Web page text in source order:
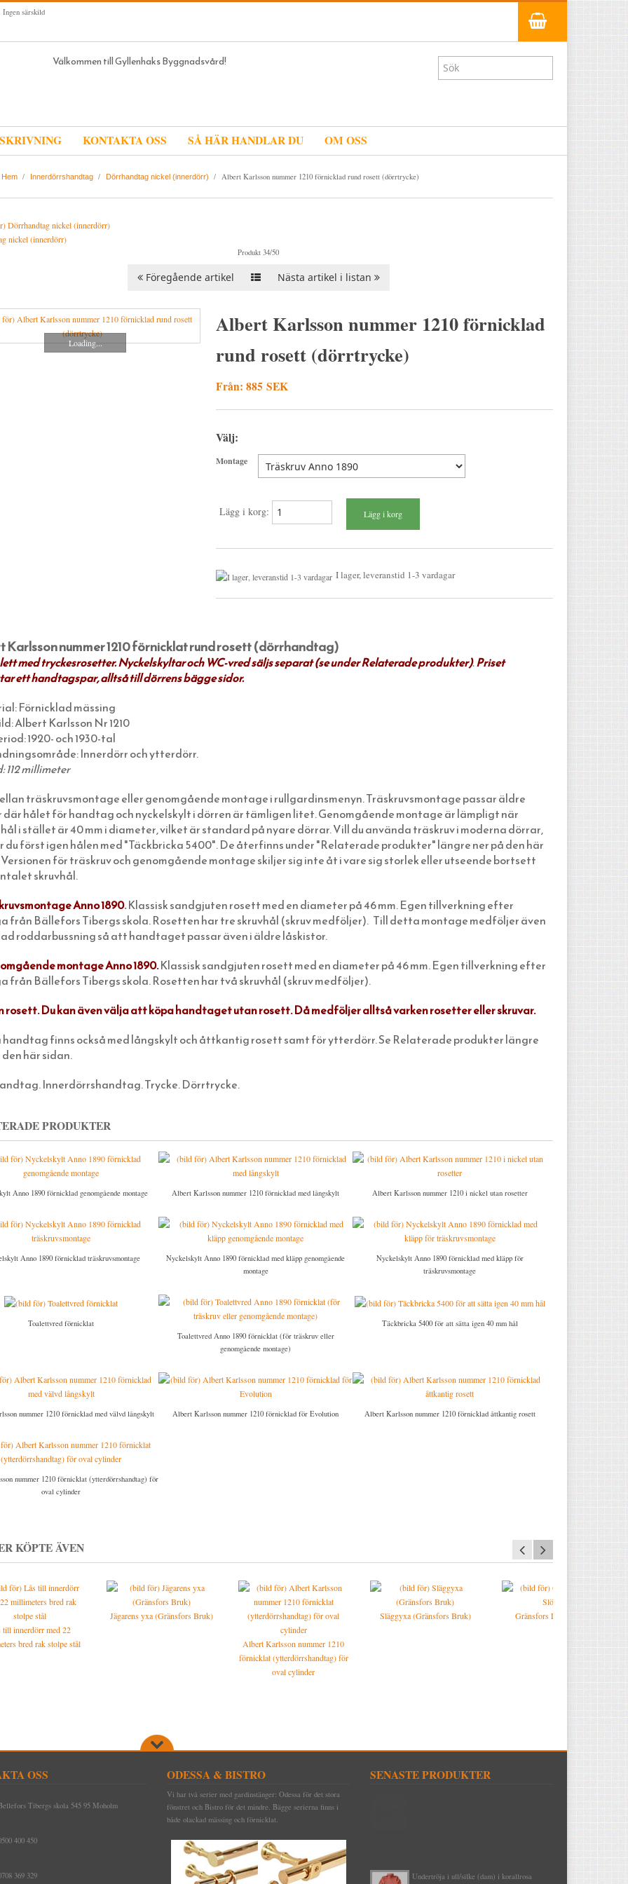
Ingen särskild
Välkommen till Gyllenhaks Byggnadsvård!
KONTAKTA OSS SÅ HÄR HANDLAR DU OM OSS
i trapphus
1100 SEK
Hem / Innerdörrshandtag / Dörrhandtag nickel (innerdörr) / Albert Karlsson nummer 1210 förnicklad rund rosett (dörrtrycke)
nickel (innerdörr)
Produkt 34/50
Föregående artikel Nästa artikel i listan
Loading...
Albert Karlsson nummer 1210 förnicklad
rund rosett (dörrtrycke)
Från: 885 SEK
Välj:
Montage
Lägg i korg:
I lager, leveranstid 1-3 vardagar
Karlsson nummer 1210 förnicklat rund rosett (dörrhandtag)
med tryckesrosetter. Nyckelskyltar och WC-vred säljs separat (se under Relaterade produkter).Priset
ett handtagspar, alltså till dörrens bägge sidor.
Förnicklad mässing
Albert Karlsson Nr 1210
1920- och 1930-tal
Innerdörr och ytterdörr.
112 millimeter
träskruvsmontage eller genomgående montage i rullgardinsmenyn. Träskruvsmontage passar äldre
där hålet för handtag och nyckelskylt i dörren är tämligen litet. Genomgående montage är lämpligt när
i stället är 40 mm i diameter, vilket är standard på nyare dörrar. Vill du använda träskruv i moderna dörrar,
du först igen hålen med "Täckbricka 5400". De återfinns under "Relaterade produkter" längre ner på den här
för träskruv och genomgående montage skiljer sig inte åt i vare sig storlek eller utseende bortsett
skruvhål.
Anno 1890.Klassisk sandgjuten rosett med en diameter på 46 mm. Egen tillverkning efter
från Bällefors Tibergs skola. Rosetten har tre skruvhål (skruv medföljer). Till detta montage medföljer även
roddarbussning så att handtaget passar även i äldre låskistor.
montage Anno 1890.Klassisk sandgjuten rosett med en diameter på 46 mm. Egen tillverkning efter
från Bällefors Tibergs skola. Rosetten har två skruvhål (skruv medföljer).
rosett. Du kan även välja att köpa handtaget utan rosett. Då medföljer alltså varken rosetter eller skruvar.
finns också med långskylt och åttkantig rosett samt för ytterdörr. Se Relaterade produkter längre
den här sidan.
Innerdörrshandtag. Trycke. Dörrtrycke.
PRODUKTER
Anno 1890 förnicklad genomgående montage Albert Karlsson nummer 1210 förnicklad med långskylt Albert Karlsson nummer 1210 i nickel utan rosetter
Anno 1890 förnicklad träskruvsmontage
Nyckelskylt Anno 1890 förnicklad med kläpp genomgående
montage
Nyckelskylt Anno 1890 förnicklad med kläpp för
träskruvsmontage
Toalettvred förnicklat
Toalettvred Anno 1890 förnicklat (för träskruv eller
genomgående montage)
Täckbricka 5400 för att sätta igen 40 mm hål
nummer 1210 förnicklad med välvd långskylt Albert Karlsson nummer 1210 förnicklad för Evolution Albert Karlsson nummer 1210 förnicklad åttkantig rosett
nummer 1210 förnicklat (ytterdörrshandtag) för
oval cylinder
KÖPTE ÄVEN
till innerdörr med 22
bred rak stolpe stål
Jägarens yxa (Gränsfors Bruk)
Albert Karlsson nummer 1210
förnicklat (ytterdörrshandtag) för
oval cylinder
Släggyxa (Gränsfors Bruk) Gränsfors Liten Slöjdyxa
OSS
Tibergs skola 545 95 Moholm
400 450
369 329
ODESSA & BISTRO
Vi har två serier med gardinstänger: Odessa för det stora
fönstret och Bistro för det mindre. Bägge serierna finns i
både olackad mässing och förnicklat.
SENASTE PRODUKTER
Undertröja i ull/silke (dam) i korallrosa